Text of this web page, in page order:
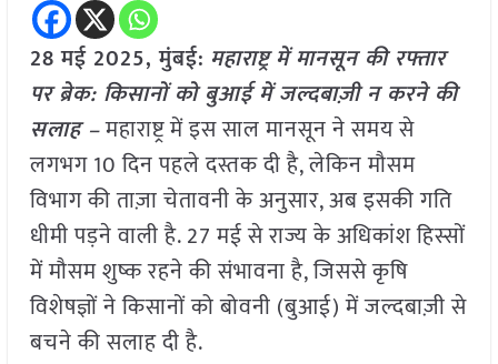
28 मई 2025,मुंबई: महाराष्ट्र में मानसून की रफ्तार
पर ब्रेक: किसानों को बुआई में जल्दबाज़ी न करने की
सलाह –महाराष्ट्र में इस साल मानसून ने समय से
लगभग 10 दिन पहले दस्तक दी है, लेकिन मौसम
विभाग की ताज़ा चेतावनी के अनुसार, अब इसकी गति
धीमी पड़ने वाली है. 27 मई से राज्य के अधिकांश हिस्सों
में मौसम शुष्क रहने की संभावना है, जिससे कृषि
विशेषज्ञों ने किसानों को बोवनी (बुआई) में जल्दबाज़ी से
बचने की सलाह दी है.